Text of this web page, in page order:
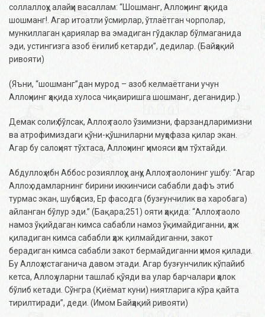
соллаллоҳу алайҳи васаллам: “Шошманг, Аллоҳнинг ҳақида
шошманг!. Агар итоатли ўсмирлар, ўтлаётган чорполар,
мункиллаган қариялар ва эмадиган гўдаклар бўлмаганида
эди, устингизга азоб ёғилиб кетарди”, дедилар. (Байҳақий
ривояти)
(Яъни, “шошманг”дан мурод – азоб келмаётгани учун
Аллоҳнинг ҳақида хулоса чиқаиришга шошманг, деганидир.)
Демак солиҳ бўлсак, Аллоҳ таоло ўзимизни, фарзандларимизни
ва атрофимиздаги қўни-қўшниларни муҳофаза қилар экан.
Агар бу салоҳият тўхтаса, Аллоҳнинг ҳимояси ҳам тўхтайди.
Абдуллоҳ ибн Аббос розияллоҳу анҳу Аллоҳ таолонинг ушбу: “Aгaр
Aллoҳ oдaмлaрнинг бирини иккинчиси сабабли дaфъ этиб
турмaс экан, шубҳaсиз, Ер фaсoдгa (бузғунчилик вa xaрoбaгa)
aйлaнгaн бўлур эди.” (Бақара;251) ояти ҳақида: “Аллоҳ таоло
намоз ўқийдаган кимса сабабли намоз ўқимайдиганни, ҳаж
қиладиган кимса сабабли ҳаж қилмайдиганни, закот
берадиган кимса сабабли закот бермайдиганни ҳимоя қилади.
Бу Аллоҳ истаганича давом этади. Агар бузғунчилик кўпайиб
кетса, Аллоҳ уларни ташлаб қўяди ва улар барчалари ҳалок
бўлиб кетади. Сўнгра (Қиёмат куни) ниятларига кўра қайта
тирилтиради”, деди. (Имом Байҳақий ривояти)